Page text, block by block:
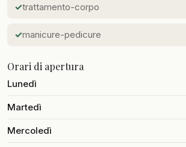
trattamento-corpo
manicure-pedicure
Orari di apertura
Lunedì
Martedì
Mercoledì